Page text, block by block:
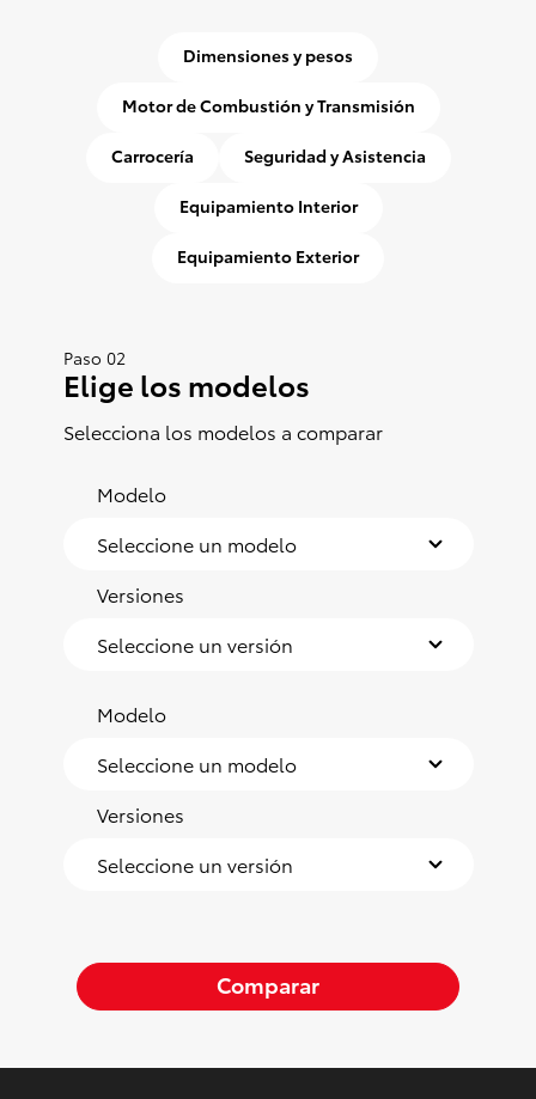
Dimensiones y pesos
Motor de Combustión y Transmisión
Carrocería Seguridad y Asistencia
Equipamiento Interior
Equipamiento Exterior
Paso 02
Elige los modelos
Selecciona los modelos a comparar
Modelo
Versiones
Modelo
Versiones
Comparar